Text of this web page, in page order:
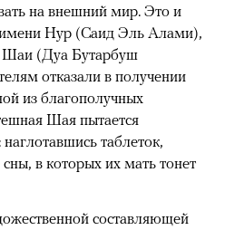
на внешний мир. Это и
Нур (Саид Эль Алами),
Шаи (Дуа Бутарбуш
отказали в получении
из благополучных
Шая пытается
таблеток,
в которых их мать тонет
составляющей